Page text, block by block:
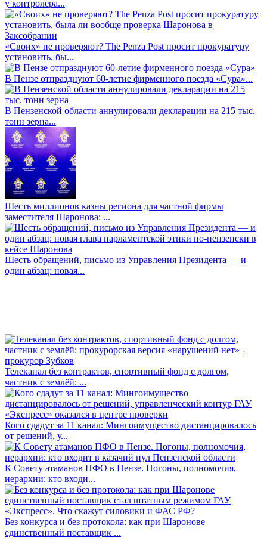
у контролера...
«Своих» не проверяют? The Penza Post просит прокуратуру
установить, бы...
В Пензе отпразднуют 60-летие фирменного поезда «Сура»...
В Пензенской области аннулировали декларации на 215 тыс.
тонн зерна...
Шесть миллионов казны региона для частной фирмы
заместителя Шаронова: ...
Шесть обращений, письмо из Управления Президента — и
один абзац: новая...
Телеканал без контрактов, спортивный фонд с долгом,
частник с землёй: ...
Кого сдадут за 11 канал: Мингоимущество дистанцировалось
от решений, у...
К Совету атаманов ПФО в Пензе. Погоны, полномочия,
иерархии: кто входи...
Без конкурса и без протокола: как при Шаронове
единственный поставщик ...